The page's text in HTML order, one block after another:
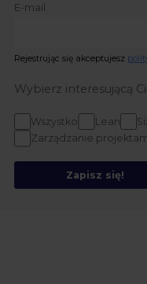
E-mail
Rejestrując się akceptujesz
Wybierz interesującą
Wszystko Lean
Zarządzanie
Zapisz się!